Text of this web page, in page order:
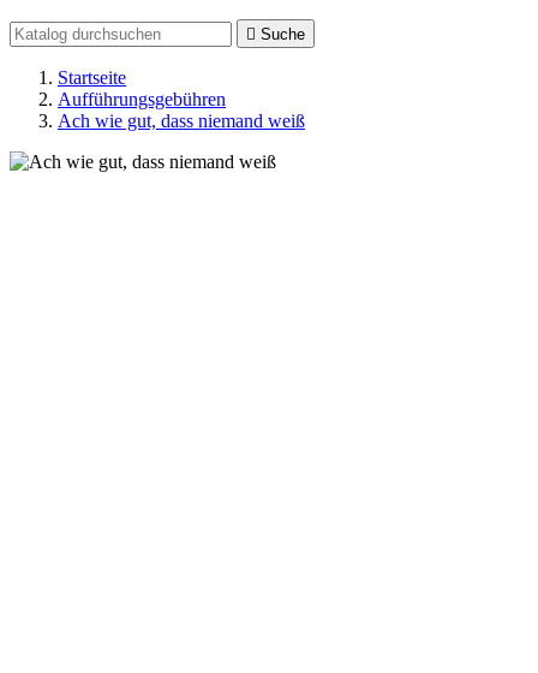
 Suche
Startseite
Aufführungsgebühren
Ach wie gut, dass niemand weiß